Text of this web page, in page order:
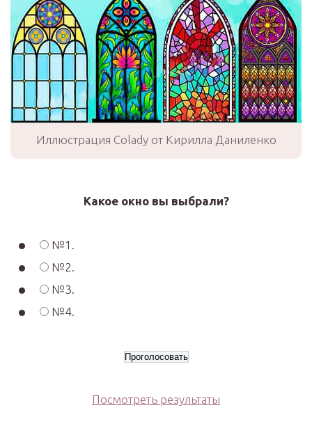
Иллюстрация Colady от Кирилла Даниленко
Какое окно вы выбрали?
№1.
№2.
№3.
№4.
Посмотреть результаты